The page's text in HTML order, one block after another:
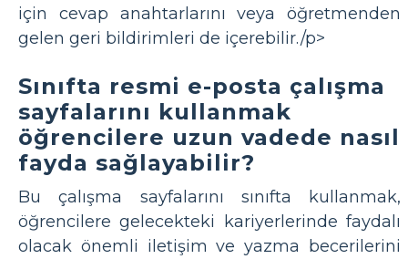
için cevap anahtarlarını veya öğretmenden
gelen geri bildirimleri de içerebilir./p>
Sınıfta resmi e-posta çalışma
sayfalarını kullanmak
öğrencilere uzun vadede nasıl
fayda sağlayabilir?
Bu çalışma sayfalarını sınıfta kullanmak,
öğrencilere gelecekteki kariyerlerinde faydalı
olacak önemli iletişim ve yazma becerilerini